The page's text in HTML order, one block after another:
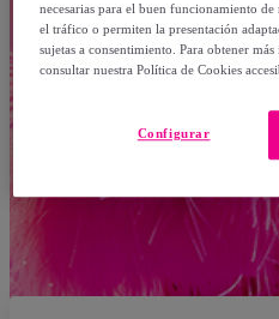
necesarias para el buen funcionamiento
el tráfico o permiten la presentación
sujetas a consentimiento. Para obtener
consultar nuestra Política de Cookies
Configurar